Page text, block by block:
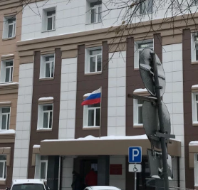
Архитектурный код
земли. Мощение
плитами становится новым
стандартом благоустройства
СТРОИТЕЛЬСТВО